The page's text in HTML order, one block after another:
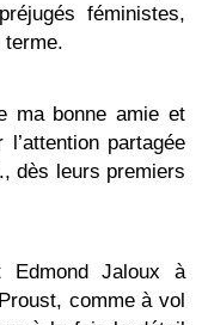
féministes,
terme.
ma bonne amie et
partagée
dès leurs premiers
Jaloux à
comme à vol